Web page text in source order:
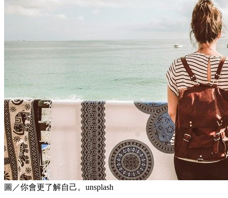
圖／你會更了解自己。unsplash